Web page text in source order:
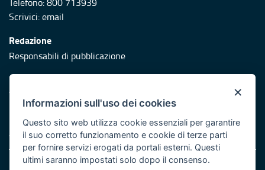
Scrivici:email
Redazione
Responsabili di pubblicazione
Protezione civile
Vai al sito di Protezione Civile Puglia
Iniziativa finanziata con risorse del POR Puglia 2014/2020 -
Asse XI
Note legali
×
Informazioni sull'uso dei cookies
Questo sito web utilizza cookie essenziali per garantire
il suo corretto funzionamento e cookie di terze parti
per fornire servizi erogati da portali esterni. Questi
ultimi saranno impostati solo dopo il consenso.